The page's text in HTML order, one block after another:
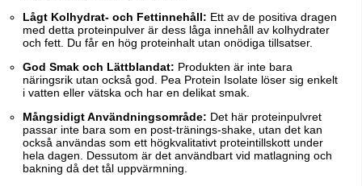
Lågt Kolhydrat- och Fettinnehåll: Ett av de positiva dragen
med detta proteinpulver är dess låga innehåll av kolhydrater
och fett. Du får en hög proteinhalt utan onödiga tillsatser.
God Smak och Lättblandat: Produkten är inte bara
näringsrik utan också god. Pea Protein Isolate löser sig enkelt
i vatten eller vätska och har en delikat smak.
Mångsidigt Användningsområde: Det här proteinpulvret
passar inte bara som en post-tränings-shake, utan det kan
också användas som ett högkvalitativt proteintillskott under
hela dagen. Dessutom är det användbart vid matlagning och
bakning då det tål uppvärmning.